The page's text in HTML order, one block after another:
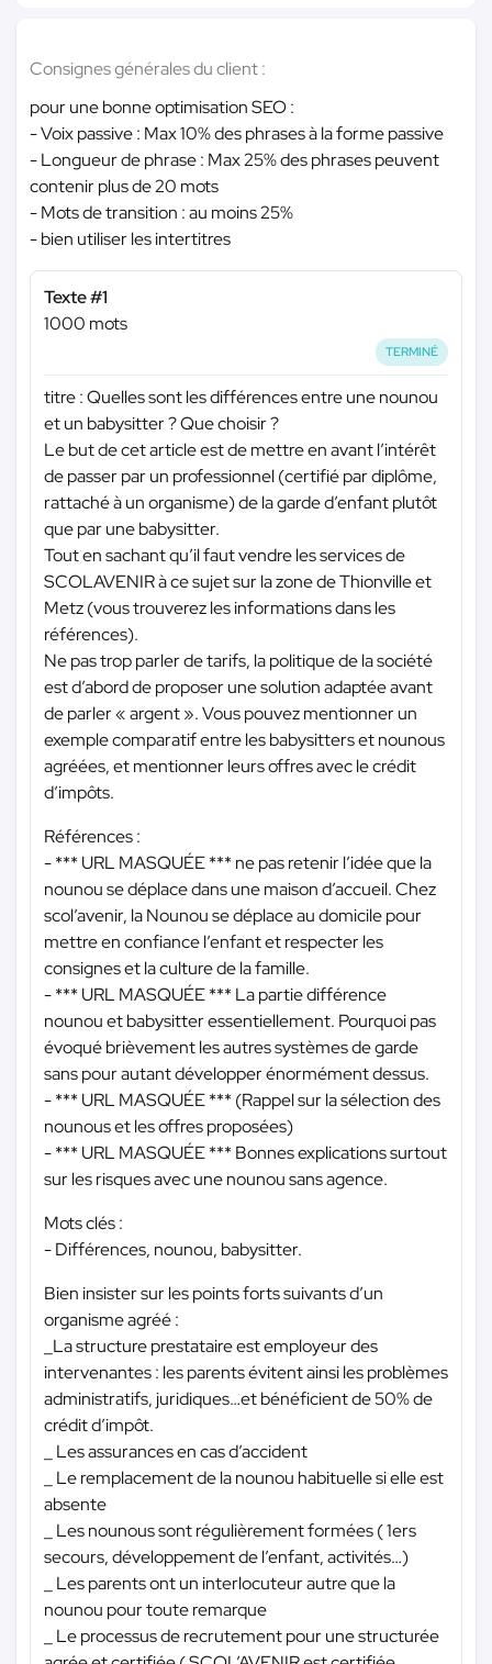
Consignes générales du client :
pour une bonne optimisation SEO :
- Voix passive : Max 10% des phrases à la forme passive
- Longueur de phrase : Max 25% des phrases peuvent
contenir plus de 20 mots
- Mots de transition : au moins 25%
- bien utiliser les intertitres
Texte #1
1000 mots
TERMINÉ
titre : Quelles sont les différences entre une nounou
et un babysitter ? Que choisir ?
Le but de cet article est de mettre en avant l’intérêt
de passer par un professionnel (certifié par diplôme,
rattaché à un organisme) de la garde d’enfant plutôt
que par une babysitter.
Tout en sachant qu’il faut vendre les services de
SCOLAVENIR à ce sujet sur la zone de Thionville et
Metz (vous trouverez les informations dans les
références).
Ne pas trop parler de tarifs, la politique de la société
est d’abord de proposer une solution adaptée avant
de parler « argent ». Vous pouvez mentionner un
exemple comparatif entre les babysitters et nounous
agréées, et mentionner leurs offres avec le crédit
d’impôts.
Références :
-*** URL MASQUÉE *** ne pas retenir l’idée que la
nounou se déplace dans une maison d’accueil. Chez
scol’avenir, la Nounou se déplace au domicile pour
mettre en confiance l’enfant et respecter les
consignes et la culture de la famille.
-*** URL MASQUÉE *** La partie différence
nounou et babysitter essentiellement. Pourquoi pas
évoqué brièvement les autres systèmes de garde
sans pour autant développer énormément dessus.
-*** URL MASQUÉE *** (Rappel sur la sélection des
nounous et les offres proposées)
-*** URL MASQUÉE *** Bonnes explications surtout
sur les risques avec une nounou sans agence.
Mots clés :
- Différences, nounou, babysitter.
Bien insister sur les points forts suivants d’un
organisme agréé :
_La structure prestataire est employeur des
intervenantes : les parents évitent ainsi les problèmes
administratifs, juridiques…et bénéficient de 50% de
crédit d’impôt.
_ Les assurances en cas d’accident
_ Le remplacement de la nounou habituelle si elle est
absente
_ Les nounous sont régulièrement formées ( 1ers
secours, développement de l’enfant, activités…)
_ Les parents ont un interlocuteur autre que la
nounou pour toute remarque
_ Le processus de recrutement pour une structurée